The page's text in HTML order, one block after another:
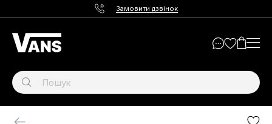
Замовити дзвінок